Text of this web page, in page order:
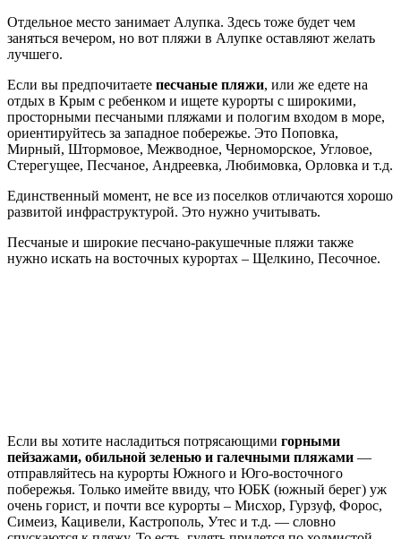
Отдельное место занимает Алупка. Здесь тоже будет чем
заняться вечером, но вот пляжи в Алупке оставляют желать
лучшего.
Если вы предпочитаете песчаные пляжи, или же едете на
отдых в Крым с ребенком и ищете курорты с широкими,
просторными песчаными пляжами и пологим входом в море,
ориентируйтесь за западное побережье. Это Поповка,
Мирный, Штормовое, Межводное, Черноморское, Угловое,
Стерегущее, Песчаное, Андреевка, Любимовка, Орловка и т.д.
Единственный момент, не все из поселков отличаются хорошо
развитой инфраструктурой. Это нужно учитывать.
Песчаные и широкие песчано-ракушечные пляжи также
нужно искать на восточных курортах – Щелкино, Песочное.
Если вы хотите насладиться потрясающими горными
пейзажами, обильной зеленью и галечными пляжами —
отправляйтесь на курорты Южного и Юго-восточного
побережья. Только имейте ввиду, что ЮБК (южный берег) уж
очень горист, и почти все курорты – Мисхор, Гурзуф, Форос,
Симеиз, Кацивели, Кастрополь, Утес и т.д. — словно